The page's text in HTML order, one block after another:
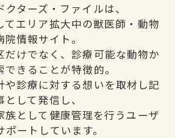
ターズ・ファイルは、
てエリア拡大中の獣医師・動物
院情報サイト。
だけでなく、診療可能な動物か
できることが特徴的。
や診療に対する想いを取材し記
として発信し、
族として健康管理を行うユーザ
ポートしています。